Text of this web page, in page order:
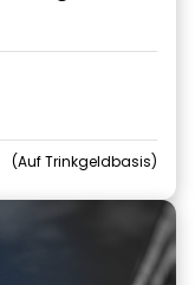
Auf Trinkgeldbasis